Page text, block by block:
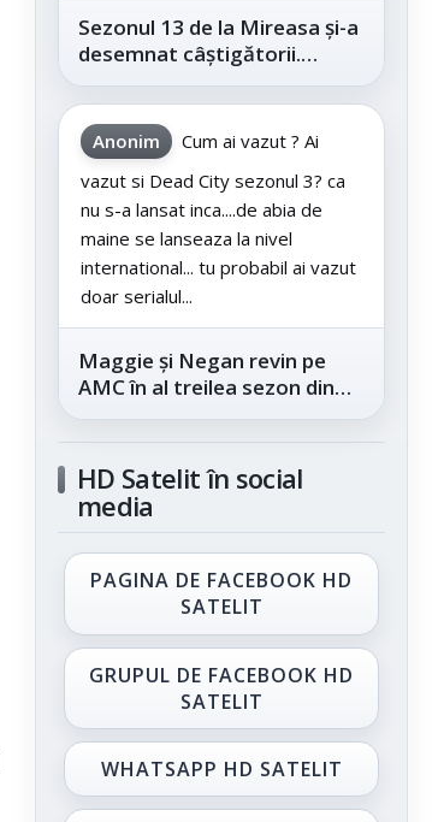
Sezonul 13 de la Mireasa și-a
desemnat câștigătorii.
Telespectatorii au decis care
este...
Anonim
Cum ai vazut ? Ai
vazut si Dead City sezonul 3? ca
nu s-a lansat inca....de abia de
maine se lanseaza la nivel
international... tu probabil ai vazut
doar serialul...
Maggie și Negan revin pe
AMC în al treilea sezon din
„The Walking Dead: Dead
HD Satelit în social
media
PAGINA DE FACEBOOK HD
SATELIT
GRUPUL DE FACEBOOK HD
SATELIT
WHATSAPP HD SATELIT